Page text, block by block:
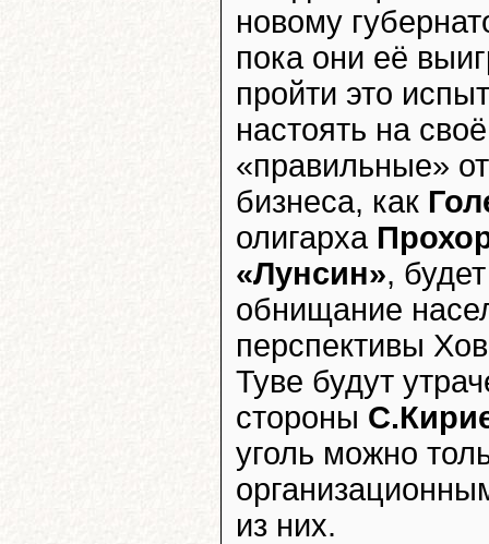
новому
пока они её
пройти это
настоять на
«правильные»
бизнеса, как
олигарха
«Лунсин»,
обнищание
перспективы
Туве будут
стороны
уголь можно
из них.